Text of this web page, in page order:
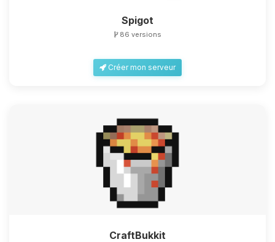
Spigot
86 versions
Créer mon serveur
CraftBukkit